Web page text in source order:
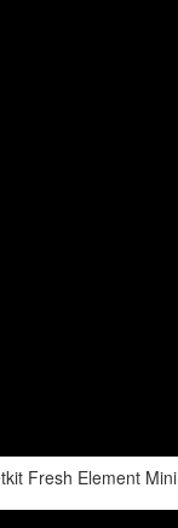
Fresh Element Mini